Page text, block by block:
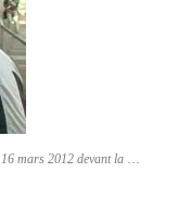
mars 2012 devant la …